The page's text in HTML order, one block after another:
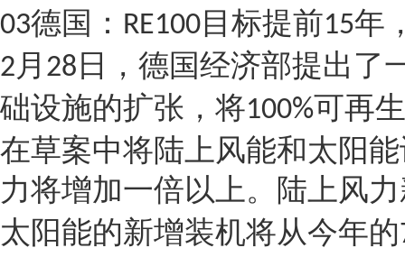
03德国： RE100 目标提前15年
2 月 28 日，德国经济部提出了
础设施的扩张，将100%可再
在草案中将陆上风能和太阳
力将增加一倍以上。陆上风
太阳能的新增装机将从今年的